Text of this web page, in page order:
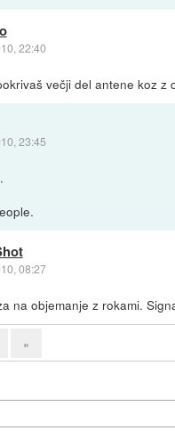
22:40
večji del antene koz z
23:45
08:27
na objemanje z rokami.
»